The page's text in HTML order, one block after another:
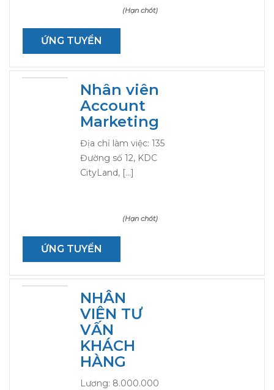
(Hạn chót)
ỨNG TUYỂN
Nhân viên
Account
Marketing
Địa chỉ làm việc: 135
Đường số 12, KDC
CityLand, […]
(Hạn chót)
ỨNG TUYỂN
NHÂN
VIÊN TƯ
VẤN
KHÁCH
HÀNG
Lương: 8.000.000